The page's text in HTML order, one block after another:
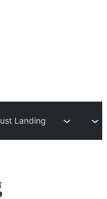
Landing